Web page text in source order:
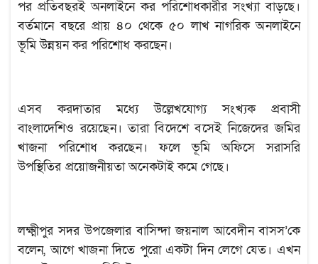
পর প্রতিবছরই অনলাইনে কর পরিশোধকারীর সংখ্যা বাড়ছে।
বর্তমানে বছরে প্রায় ৪০ থেকে ৫০ লাখ নাগরিক অনলাইনে
ভূমি উন্নয়ন কর পরিশোধ করছেন।
এসব করদাতার মধ্যে উল্লেখযোগ্য সংখ্যক প্রবাসী
বাংলাদেশিও রয়েছেন। তারা বিদেশে বসেই নিজেদের জমির
খাজনা পরিশোধ করছেন। ফলে ভূমি অফিসে সরাসরি
উপস্থিতির প্রয়োজনীয়তা অনেকটাই কমে গেছে।
লক্ষ্মীপুর সদর উপজেলার বাসিন্দা জয়নাল আবেদীন বাসস’কে
বলেন, আগে খাজনা দিতে পুরো একটা দিন লেগে যেত। এখন